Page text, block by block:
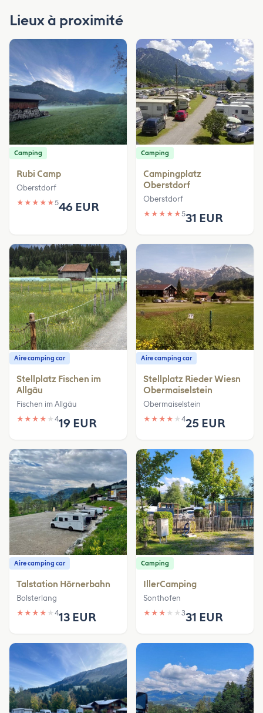
Lieux à proximité
Camping
Rubi Camp
Oberstdorf
★ ★ ★ ★ ★546 EUR
Camping
Campingplatz
Oberstdorf
Oberstdorf
★ ★ ★ ★ ★531 EUR
Aire camping car
Stellplatz Fischen im
Allgäu
Fischen im Allgäu
★ ★ ★ ★ ★ 419 EUR
Aire camping car
Stellplatz Rieder Wiesn
Obermaiselstein
Obermaiselstein
★ ★ ★ ★ ★ 425 EUR
Aire camping car
Talstation Hörnerbahn
Bolsterlang
★ ★ ★ ★ ★ 413 EUR
Camping
IllerCamping
Sonthofen
★ ★ ★ ★ ★ 331 EUR